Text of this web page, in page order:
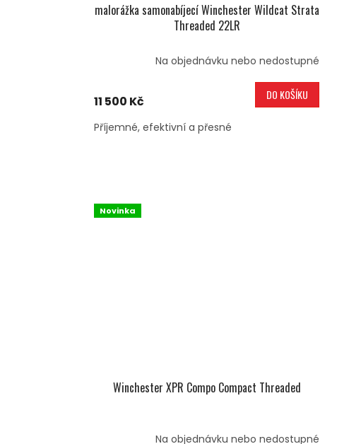
malorážka samonabíjecí Winchester Wildcat Strata
Threaded 22LR
Na objednávku nebo nedostupné
11 500 Kč DO KOŠÍKU
Příjemné, efektivní a přesné
Novinka
Winchester XPR Compo Compact Threaded
Na objednávku nebo nedostupné